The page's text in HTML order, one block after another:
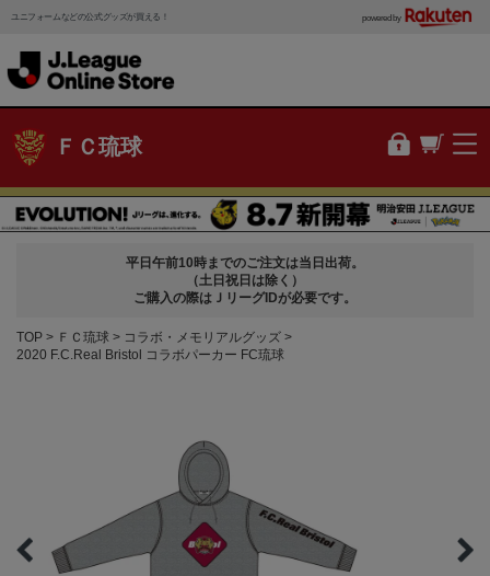
ユニフォームなどの公式グッズが買える！ powered by
ＦＣ琉球
平日午前10時までのご注文は当日出荷。
（土日祝日は除く）
ご購入の際はＪリーグIDが必要です。
TOP ＦＣ琉球
コラボ・メモリアルグッズ
2020 F.C.Real Bristol コラボパーカー FC琉球